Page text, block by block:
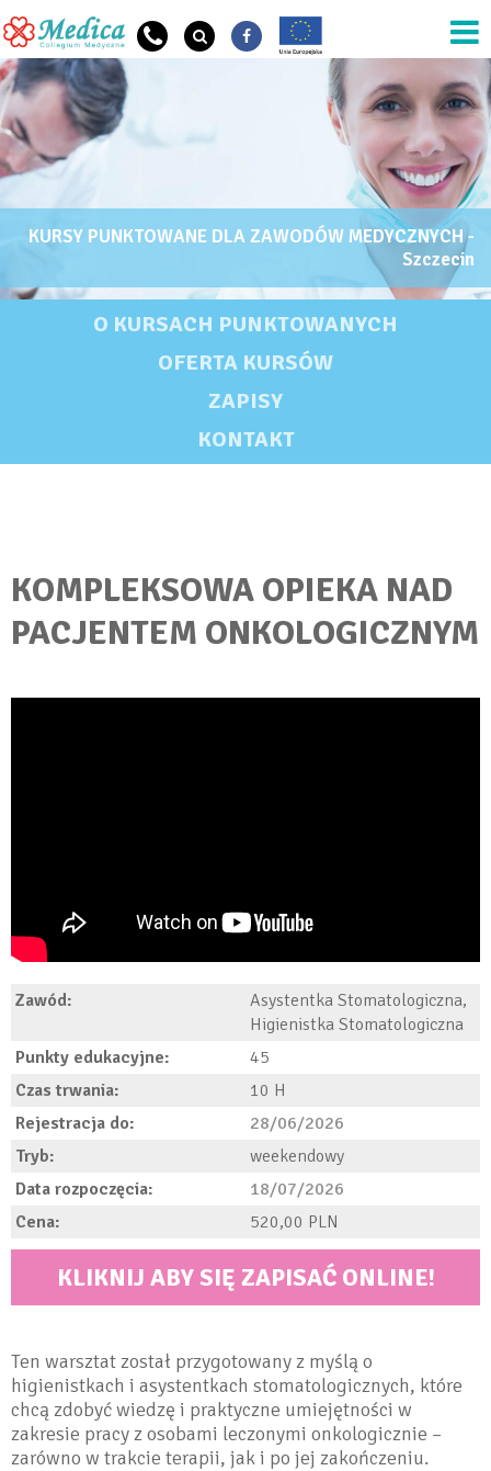
Przejdź do treści
OG Szkoła Nazwa
KURSY PUNKTOWANE DLA ZAWODÓW MEDYCZNYCH -
Szczecin
O KURSACH PUNKTOWANYCH
OFERTA KURSÓW
ZAPISY
KONTAKT
KOMPLEKSOWA OPIEKA NAD
PACJENTEM ONKOLOGICZNYM
Zawód:
Asystentka Stomatologiczna,
Higienistka Stomatologiczna
Punkty edukacyjne:
45
Czas trwania:
10
Rejestracja do:
28/06/2026
Tryb:
weekendowy
Data rozpoczęcia:
18/07/2026
Cena:
520,00
KLIKNIJ ABY SIĘ ZAPISAĆ ONLINE!
Ten warsztat został przygotowany z myślą o
higienistkach i asystentkach stomatologicznych, które
chcą zdobyć wiedzę i praktyczne umiejętności w
zakresie pracy z osobami leczonymi onkologicznie –
zarówno w trakcie terapii, jak i po jej zakończeniu.